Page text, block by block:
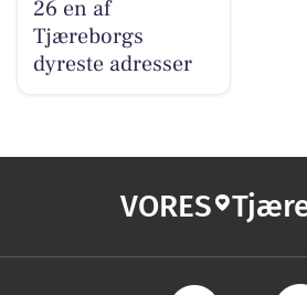
26 en af
Tjæreborgs
dyreste adresser
VORES